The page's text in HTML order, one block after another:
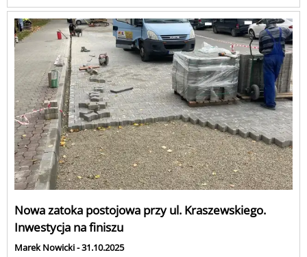
Nowa zatoka postojowa przy ul. Kraszewskiego.
Inwestycja na finiszu
Marek Nowicki - 31.10.2025